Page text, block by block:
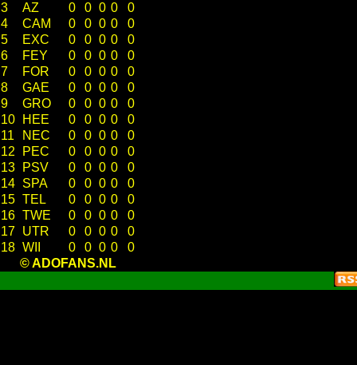
3
AZ 0 0 0 0
0
4
CAM 0 0 0 0
0
5
EXC 0 0 0 0
0
6
FEY 0 0 0 0
0
7
FOR 0 0 0 0
0
8
GAE 0 0 0 0
0
9
GRO 0 0 0 0
0
10
HEE 0 0 0 0
0
11
NEC 0 0 0 0
0
12
PEC 0 0 0 0
0
13
PSV 0 0 0 0
0
14 SPA 0 0 0 0
0
15 TEL 0 0 0 0
0
16 TWE 0 0 0 0
0
17 UTR 0 0 0 0
0
18 WII 0 0 0 0
0
© ADOFANS.NL